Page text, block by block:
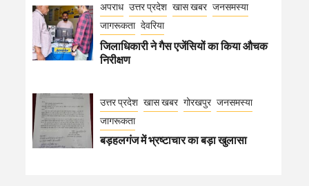
अपराध उत्तर प्रदेश खास खबर जनसमस्या
जागरूकता देवरिया
जिलाधिकारी ने गैस एजेंसियों का किया औचक
निरीक्षण
उत्तर प्रदेश खास खबर गोरखपुर जनसमस्या
जागरूकता
बड़हलगंज में भ्रष्टाचार का बड़ा खुलासा